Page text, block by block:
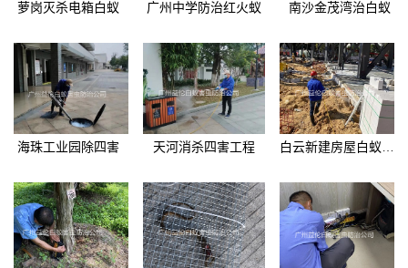
萝岗灭杀电箱白蚁 广州中学防治红火蚁 南沙金茂湾治白蚁
海珠工业园除四害 天河消杀四害工程